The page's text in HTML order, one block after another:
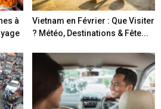
à
Vietnam en Février : Que Visiter
? Météo, Destinations & Fête...